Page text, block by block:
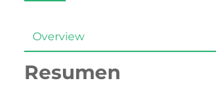
Overview
Resumen